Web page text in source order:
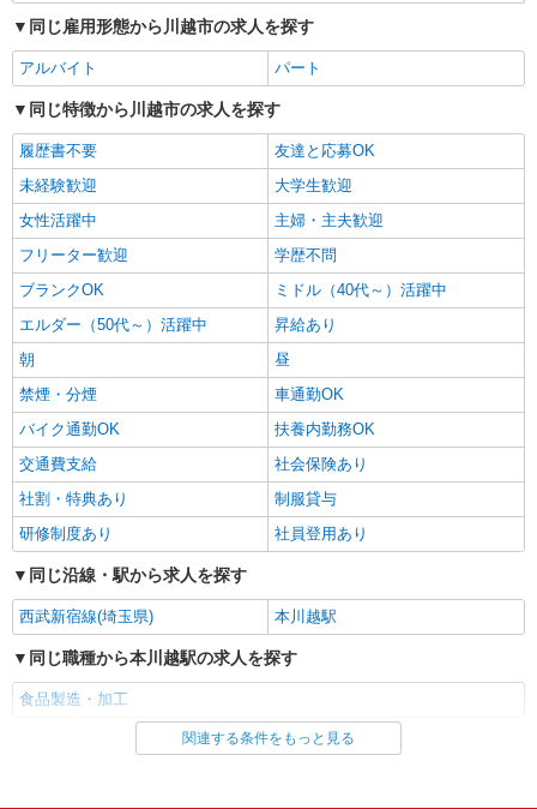
ク・自転車通勤可（無料駐車場あり）
パート
マミーマート鮮魚加工センター
鮮魚パック詰め・加工スタッフ
＜パート＞ 時給1,210円〜（包丁使用ありのシ
フト[3]は時給1,330円〜） ★土曜・日曜・祝日は
時給100円ＵＰ！
埼玉県川越市大字大袋650番地（川越市場内）
車・バイク・自転車通勤可（無料駐車場あり）
キープ
正社員
くらづくり本舗 第三工場
キャリアを育てる和菓子製造スタッフ
月給186,000円〜230,000円 ※経験等により相
談 ※試用期間3ヶ月有(同条件)
■くらづくり本舗 第三工場 埼玉県川越市古谷
（埼玉県川越市久保町5番地3） 第二工場（埼玉県
川越市西小仙波町1-6-3） の製造工場があります。
状況によっては、工場間異動もございますので、
その際は事前に相談に応じます。
彩裕フーズ株式会社
月給220,000円〜280,000円 ※経験・能力によ
り異なる
同じ雇用形態から川越市の求人を探す
アルバイト パート
同じ特徴から川越市の求人を探す
履歴書不要
友達と応募OK
未経験歓迎
大学生歓迎
女性活躍中
主婦・主夫歓迎
フリーター歓迎
学歴不問
ブランクOK
ミドル（40代～）活躍中
エルダー（50代～）活躍中
昇給あり
朝
昼
禁煙・分煙
車通勤OK
バイク通勤OK
扶養内勤務OK
交通費支給
社会保険あり
社割・特典あり
制服貸与
研修制度あり
社員登用あり
同じ沿線・駅から求人を探す
西武新宿線(埼玉県) 本川越駅
同じ職種から本川越駅の求人を探す
食品製造・加工
同じ雇用形態から本川越駅の求人を探す
関連する条件をもっと見る